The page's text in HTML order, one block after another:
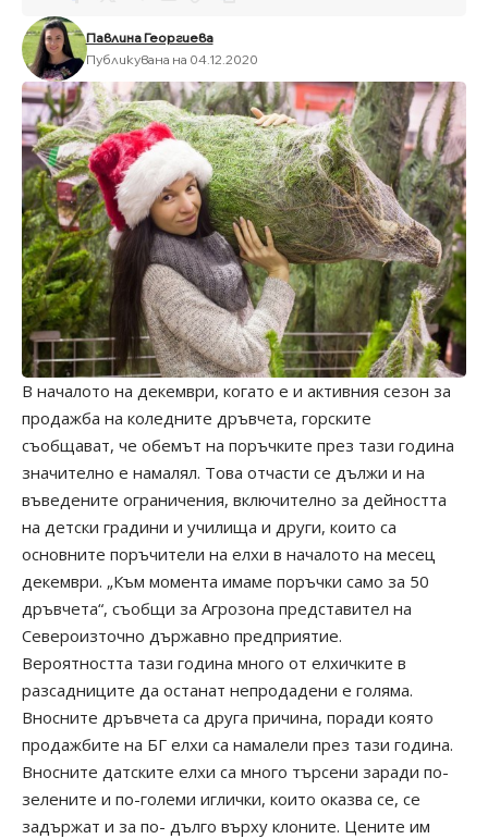
Павлина Георгиева
Публикувана на 04.12.2020
В началото на декември, когато е и активния сезон за
продажба на коледните дръвчета, горските
съобщават, че обемът на поръчките през тази година
значително е намалял. Това отчасти се дължи и на
въведените ограничения, включително за дейността
на детски градини и училища и други, които са
основните поръчители на елхи в началото на месец
декември. „Към момента имаме поръчки само за 50
дръвчета“, съобщи за Агрозона представител на
Североизточно държавно предприятие.
Вероятността тази година много от елхичките в
разсадниците да останат непродадени е голяма.
Вносните дръвчета са друга причина, поради която
продажбите на БГ елхи са намалели през тази година.
Вносните датските елхи са много търсени заради по-
зелените и по-големи иглички, които оказва се, се
задържат и за по- дълго върху клоните. Цените им